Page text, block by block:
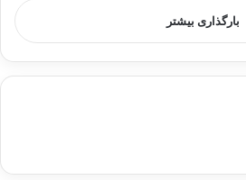
بارگذاری بیشتر